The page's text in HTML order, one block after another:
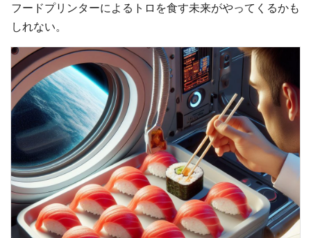
フードプリンターによるトロを食す未来がやってくるかも
しれない。